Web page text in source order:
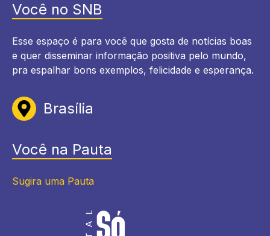
Você no SNB
Esse espaço é para você que gosta de notícias boas
e quer disseminar informação positiva pelo mundo,
pra espalhar bons exemplos, felicidade e esperança.
Brasília
Você na Pauta
Sugira uma Pauta